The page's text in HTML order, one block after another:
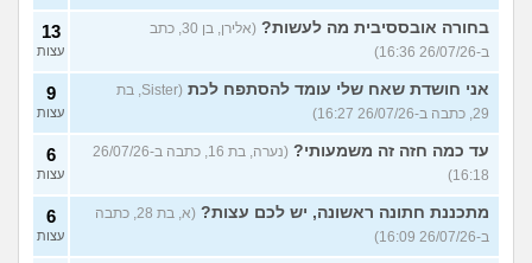
בחורה אובססיבית מה לעשות?
(אלירן, בן 30, כתב
ב-26/07/26 16:36)
13
עצות
אני חושדת שאח שלי עומד להסתפח לכת
(Sister, בת
29, כתבה ב-26/07/26 16:27)
9
עצות
עד כמה חזה זה משמעותי?
(נערה, בת 16, כתבה ב-26/07/26
16:18)
6
עצות
מתכננת חתונה ראשונה, יש לכם עצות?
(א, בת 28, כתבה
ב-26/07/26 16:09)
6
עצות